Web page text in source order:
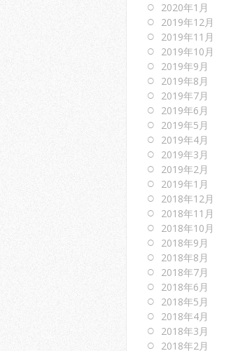
2020年1月
2019年12月
2019年11月
2019年10月
2019年9月
2019年8月
2019年7月
2019年6月
2019年5月
2019年4月
2019年3月
2019年2月
2019年1月
2018年12月
2018年11月
2018年10月
2018年9月
2018年8月
2018年7月
2018年6月
2018年5月
2018年4月
2018年3月
2018年2月